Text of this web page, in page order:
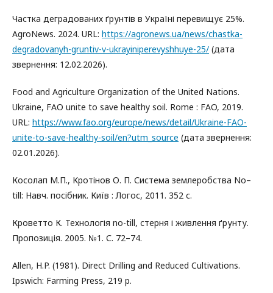
Частка деградованих ґрунтів в Україні перевищує 25%.
AgroNews. 2024. URL: https://agronews.ua/news/chastka-
degradovanyh-gruntiv-v-ukrayiniperevyshhuye-25/ (дата
звернення: 12.02.2026).
Food and Agriculture Organization of the United Nations.
Ukraine, FAO unite to save healthy soil. Rome : FAO, 2019.
URL: https://www.fao.org/europe/news/detail/Ukraine-FAO-
unite-to-save-healthy-soil/en?utm_source (дата звернення:
02.01.2026).
Косолап М.П., Кротінов О. П. Система землеробства No–
till: Навч. посібник. Київ : Логос, 2011. 352 с.
Кроветто К. Технологія no-till, стерня і живлення ґрунту.
Пропозиція. 2005. №1. С. 72–74.
Allen, H.P. (1981). Direct Drilling and Reduced Cultivations.
Ipswich: Farming Press, 219 p.